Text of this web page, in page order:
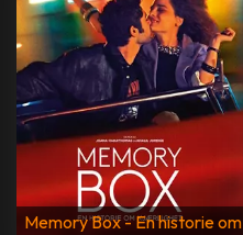
Memory Box - En historie om